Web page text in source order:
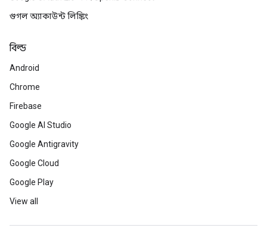
গুগল অ্যাকাউন্ট লিঙ্কিং
বিল্ড
Android
Chrome
Firebase
Google AI Studio
Google Antigravity
Google Cloud
Google Play
View all